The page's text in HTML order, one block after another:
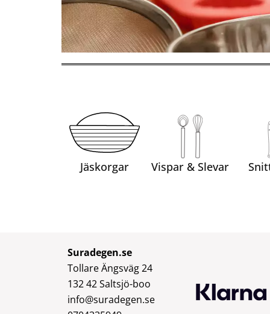
Jäskorgar Vispar & Slevar
Suradegen.se
Tollare Ängsväg 24
132 42 Saltsjö-boo
info@suradegen.se